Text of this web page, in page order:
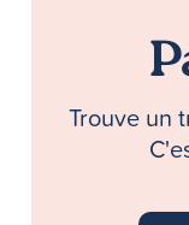
Trouve un